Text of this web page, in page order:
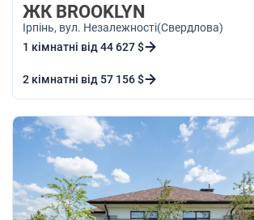
ЖК BROOKLYN
Ірпінь, вул. Незалежності(Свердлова)
1 кімнатні від 44 627 $
2 кімнатні від 57 156 $